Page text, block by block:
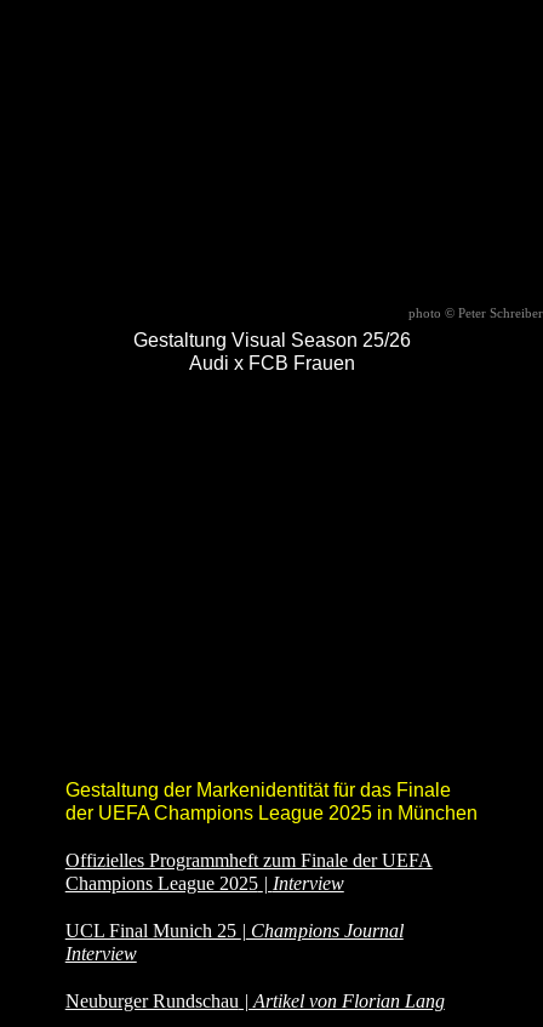
photo © Peter Schreiber
Gestaltung Visual Season 25/26
Audi x FCB Frauen
Gestaltung der Markenidentität für das Finale
der UEFA Champions League 2025 in München
Offizielles Programmheft zum Finale der UEFA
Champions League 2025 | Interview
UCL Final Munich 25 | Champions Journal
Interview
Neuburger Rundschau| Artikel von Florian Lang